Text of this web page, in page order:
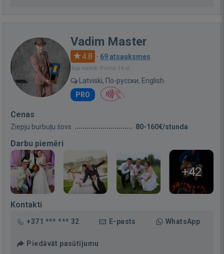
Vadim Master
4.8 · 69 atsauksmes
Bija vietnē: Pirms 19 st.
Latviski, По-русски, English
PRO
Cenas
Ziepju burbuļu šovs 80-160€/stunda
Darbu piemēri
+42
Kontakti
+371 *** *** 32 E-pasts WhatsApp
Piedāvāt pasūtījumu